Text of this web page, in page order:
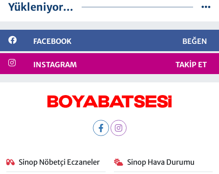
Yükleniyor...
FACEBOOK BEĞEN
INSTAGRAM TAKIP ET
Sinop Nöbetçi Eczaneler Sinop Hava Durumu